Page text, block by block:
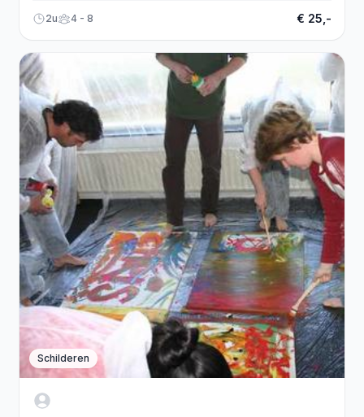
medecoaches!
2u 4 - 8 € 25,-
Schilderen